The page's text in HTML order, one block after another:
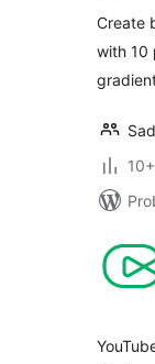
Create
with 10